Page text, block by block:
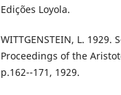
Edições Loyola.
WITTGENSTEIN, L. 1929.
Proceedings of the
p.162--171, 1929.